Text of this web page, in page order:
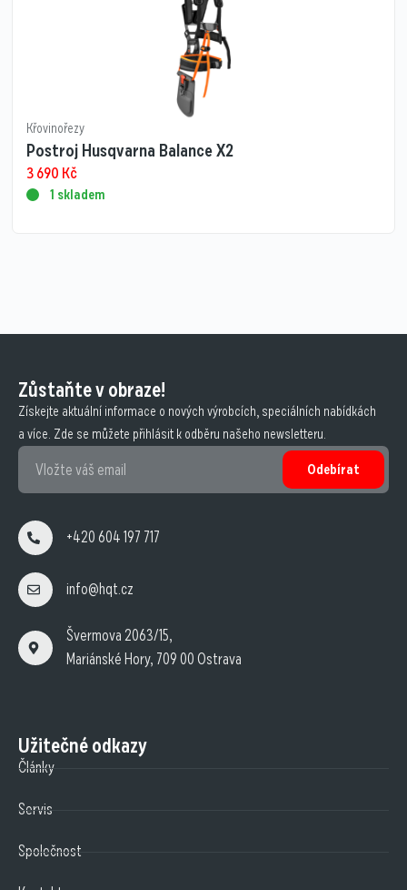
Křovinořezy
Postroj Husqvarna Balance X2
3 690 Kč
1 skladem
Zůstaňte v obraze!
Získejte aktuální informace o nových výrobcích, speciálních nabídkách
a více. Zde se můžete přihlásit k odběru našeho newsletteru.
Odebírat
+420 604 197 717
info@hqt.cz
Švermova 2063/15,
Mariánské Hory, 709 00 Ostrava
Užitečné odkazy
Články
Servis
Společnost